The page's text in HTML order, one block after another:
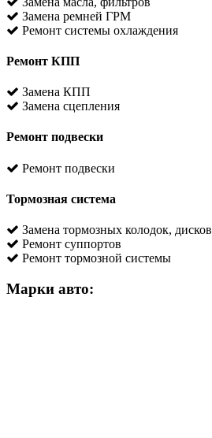
Замена ремней ГРМ
Ремонт системы охлаждения
Ремонт КПП
Замена КПП
Замена сцепления
Ремонт подвески
Ремонт подвески
Тормозная система
Замена тормозных колодок, дисков
Ремонт суппортов
Ремонт тормозной системы
Марки авто: